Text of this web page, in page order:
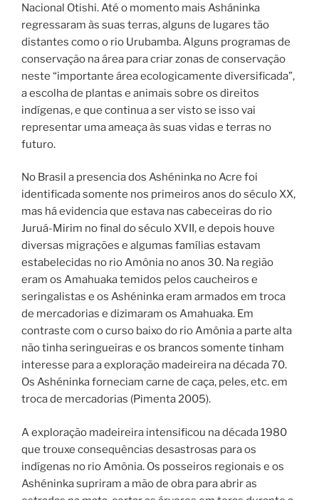
Nacional Otishi. Até o momento mais Asháninka
regressaram às suas terras, alguns de lugares tão
distantes como o rio Urubamba. Alguns programas de
conservação na área para criar zonas de conservação
neste “importante área ecologicamente diversificada”,
a escolha de plantas e animais sobre os direitos
indígenas, e que continua a ser visto se isso vai
representar uma ameaça às suas vidas e terras no
futuro.
No Brasil a presencia dos Ashéninka no Acre foi
identificada somente nos primeiros anos do século XX,
mas há evidencia que estava nas cabeceiras do rio
Juruá-Mirim no final do século XVII, e depois houve
diversas migrações e algumas famílias estavam
estabelecidas no rio Amônia no anos 30. Na região
eram os Amahuaka temidos pelos caucheiros e
seringalistas e os Ashéninka eram armados em troca
de mercadorias e dizimaram os Amahuaka. Em
contraste com o curso baixo do rio Amônia a parte alta
não tinha seringueiras e os brancos somente tinham
interesse para a exploração madeireira na década 70.
Os Ashéninka forneciam carne de caça, peles, etc. em
troca de mercadorias (Pimenta 2005).
A exploração madeireira intensificou na década 1980
que trouxe consequências desastrosas para os
indígenas no rio Amônia. Os posseiros regionais e os
Ashéninka supriram a mão de obra para abrir as